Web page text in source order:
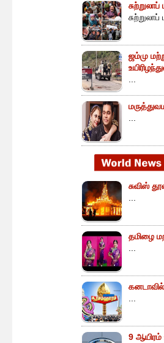
ஜம்மு
...
...
சுவிஸ்
...
தமிழை
...
...
9